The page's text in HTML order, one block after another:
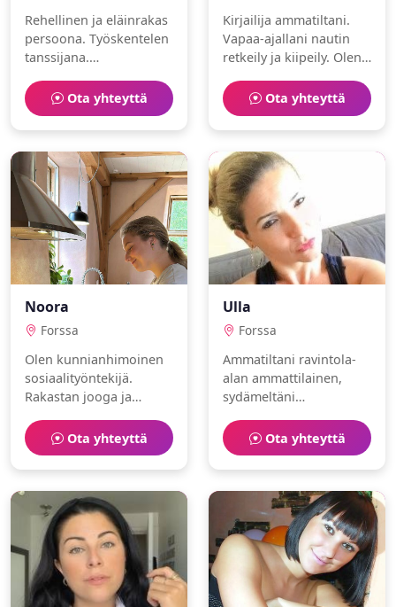
Rehellinen ja eläinrakas
persoona. Työskentelen
tanssijana.
bloggaaminen ja tennis.
Ota yhteyttä
Kirjailija ammatiltani.
Vapaa-ajallani nautin
retkeily ja kiipeily. Olen
aktiivinen. Etsin
huumorintajuista
seuraa.
Ota yhteyttä
Noora
Forssa
Olen kunnianhimoinen
sosiaalityöntekijä.
Rakastan jooga ja
lämminhenkisen
ihmisen.
Ota yhteyttä
Ulla
Forssa
Ammatiltani ravintola-
alan ammattilainen,
sydämeltäni
Intohimoni ovat
ratsastus ja ruoanlaitto.
Toivon löytäväni
lämminhenkisen
ihmisen.
Ota yhteyttä